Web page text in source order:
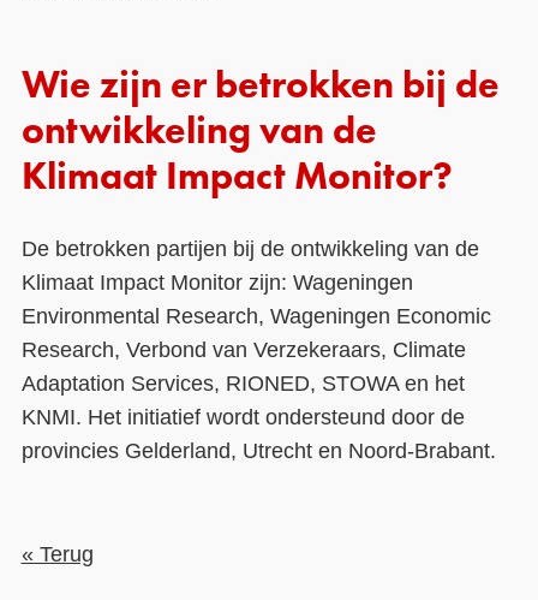
Wie zijn er betrokken bij de
ontwikkeling van de
Klimaat Impact Monitor?
De betrokken partijen bij de ontwikkeling van de
Klimaat Impact Monitor zijn: Wageningen
Environmental Research, Wageningen Economic
Research, Verbond van Verzekeraars, Climate
Adaptation Services, RIONED, STOWA en het
KNMI. Het initiatief wordt ondersteund door de
provincies Gelderland, Utrecht en Noord-Brabant.
« Terug